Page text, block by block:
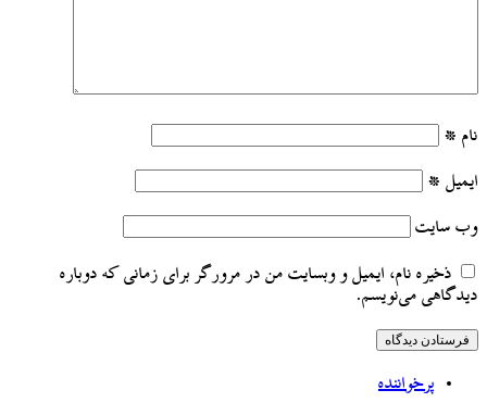
نام *
ایمیل *
وب‌ سایت
ذخیره نام، ایمیل و وبسایت من در مرورگر برای زمانی که دوباره
دیدگاهی می‌نویسم.
پرخواننده